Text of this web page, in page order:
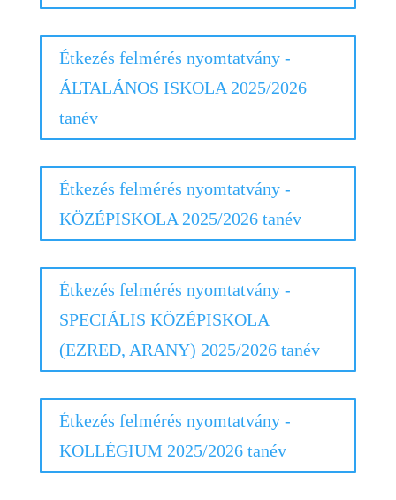
Étkezés felmérés nyomtatvány -
ÁLTALÁNOS ISKOLA 2025/2026
tanév
Étkezés felmérés nyomtatvány -
KÖZÉPISKOLA 2025/2026 tanév
Étkezés felmérés nyomtatvány -
SPECIÁLIS KÖZÉPISKOLA
(EZRED, ARANY) 2025/2026 tanév
Étkezés felmérés nyomtatvány -
KOLLÉGIUM 2025/2026 tanév